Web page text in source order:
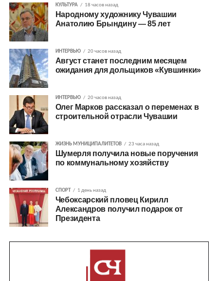
КУЛЬТУРА 18 часов назад
Народному художнику Чувашии
Анатолию Брындину — 85 лет
ИНТЕРВЬЮ 20 часов назад
Август станет последним месяцем
ожидания для дольщиков «Кувшинки»
ИНТЕРВЬЮ 20 часов назад
Олег Марков рассказал о переменах в
строительной отрасли Чувашии
ЖИЗНЬ МУНИЦИПАЛИТЕТОВ 23 часа назад
Шумерля получила новые поручения
по коммунальному хозяйству
СПОРТ 1 день назад
Чебоксарский пловец Кирилл
Александров получил подарок от
Президента